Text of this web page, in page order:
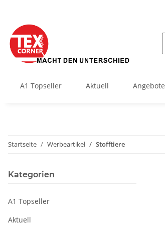
A1 Topseller Aktuell Angebote
Startseite Werbeartikel Stofftiere
Kategorien
A1 Topseller
Aktuell